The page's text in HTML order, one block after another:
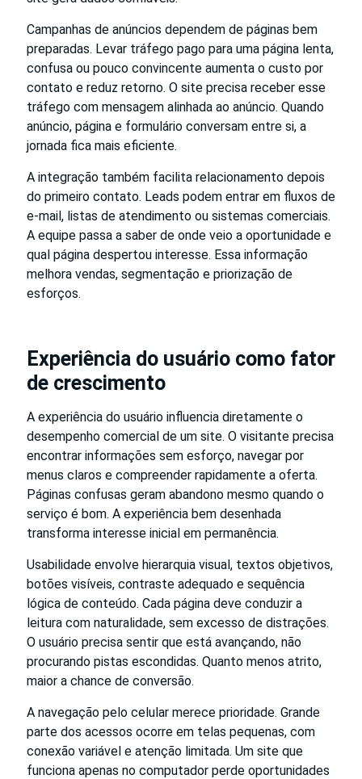
Campanhas de anúncios dependem de páginas bem
preparadas. Levar tráfego pago para uma página lenta,
confusa ou pouco convincente aumenta o custo por
contato e reduz retorno. O site precisa receber esse
tráfego com mensagem alinhada ao anúncio. Quando
anúncio, página e formulário conversam entre si, a
jornada fica mais eficiente.
A integração também facilita relacionamento depois
do primeiro contato. Leads podem entrar em fluxos de
e-mail, listas de atendimento ou sistemas comerciais.
A equipe passa a saber de onde veio a oportunidade e
qual página despertou interesse. Essa informação
melhora vendas, segmentação e priorização de
esforços.
Experiência do usuário como fator
de crescimento
A experiência do usuário influencia diretamente o
desempenho comercial de um site. O visitante precisa
encontrar informações sem esforço, navegar por
menus claros e compreender rapidamente a oferta.
Páginas confusas geram abandono mesmo quando o
serviço é bom. A experiência bem desenhada
transforma interesse inicial em permanência.
Usabilidade envolve hierarquia visual, textos objetivos,
botões visíveis, contraste adequado e sequência
lógica de conteúdo. Cada página deve conduzir a
leitura com naturalidade, sem excesso de distrações.
O usuário precisa sentir que está avançando, não
procurando pistas escondidas. Quanto menos atrito,
maior a chance de conversão.
A navegação pelo celular merece prioridade. Grande
parte dos acessos ocorre em telas pequenas, com
conexão variável e atenção limitada. Um site que
funciona apenas no computador perde oportunidades